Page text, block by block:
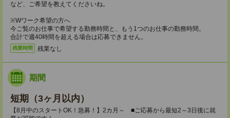
など、ご希望を教えてくださいね。
※Wワーク希望の方へ
今ご覧のお仕事で希望する勤務時間と、もう1つのお仕事の勤務時間。
合計で週40時間を超える場合は応募できません。
残業時間 残業なし
期間
短期（3ヶ月以内）
【8月中のスタートOK！急募！】2カ月～ ■ご応募から最短2～3日後に就